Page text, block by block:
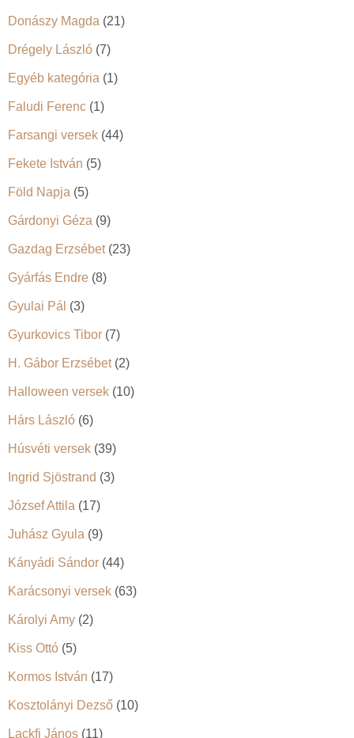
Donászy Magda (21)
Drégely László (7)
Egyéb kategória (1)
Faludi Ferenc (1)
Farsangi versek (44)
Fekete István (5)
Föld Napja (5)
Gárdonyi Géza (9)
Gazdag Erzsébet(23)
Gyárfás Endre (8)
Gyulai Pál (3)
Gyurkovics Tibor (7)
H. Gábor Erzsébet(2)
Halloween versek (10)
Hárs László (6)
Húsvéti versek (39)
Ingrid Sjöstrand (3)
József Attila (17)
Juhász Gyula (9)
Kányádi Sándor (44)
Karácsonyi versek (63)
Károlyi Amy (2)
Kiss Ottó (5)
Kormos István (17)
Kosztolányi Dezső (10)
Lackfi János (11)